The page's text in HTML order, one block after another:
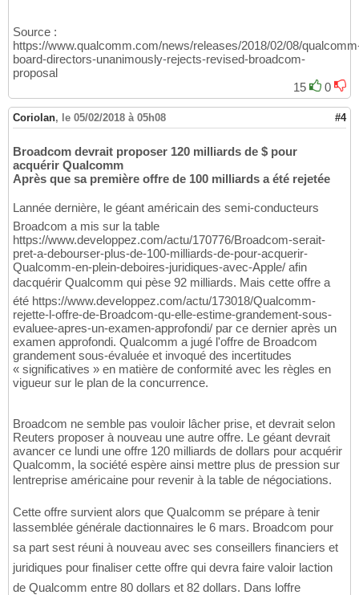
Source :
https://www.qualcomm.com/news/releases/2018/02/08/
board-directors-unanimously-rejects-revised-broadcom-
proposal
15
0
Coriolan, le 05/02/2018 à 05h08 #4
Broadcom devrait proposer 120 milliards de $ pour
acquérir Qualcomm
Après que sa première offre de 100 milliards a été rejetée
Lannée dernière, le géant américain des semi-conducteurs
Broadcom a mis sur la table
https://www.developpez.com/actu/170776/Broadcom-serait-
pret-a-debourser-plus-de-100-milliards-de-pour-acquerir-
Qualcomm-en-plein-deboires-juridiques-avec-Apple/ afin
dacquérir Qualcomm qui pèse 92 milliards. Mais cette offre a
été https://www.developpez.com/actu/173018/Qualcomm-
rejette-l-offre-de-Broadcom-qu-elle-estime-grandement-sous-
evaluee-apres-un-examen-approfondi/ par ce dernier après un
examen approfondi. Qualcomm a jugé l'offre de Broadcom
grandement sous-évaluée et invoqué des incertitudes
« significatives » en matière de conformité avec les règles en
vigueur sur le plan de la concurrence.
Broadcom ne semble pas vouloir lâcher prise, et devrait selon
Reuters proposer à nouveau une autre offre. Le géant devrait
avancer ce lundi une offre 120 milliards de dollars pour acquérir
Qualcomm, la société espère ainsi mettre plus de pression sur
lentreprise américaine pour revenir à la table de négociations.
Cette offre survient alors que Qualcomm se prépare à tenir
lassemblée générale dactionnaires le 6 mars. Broadcom pour
sa part sest réuni à nouveau avec ses conseillers financiers et
juridiques pour finaliser cette offre qui devra faire valoir laction
de Qualcomm entre 80 dollars et 82 dollars. Dans loffre